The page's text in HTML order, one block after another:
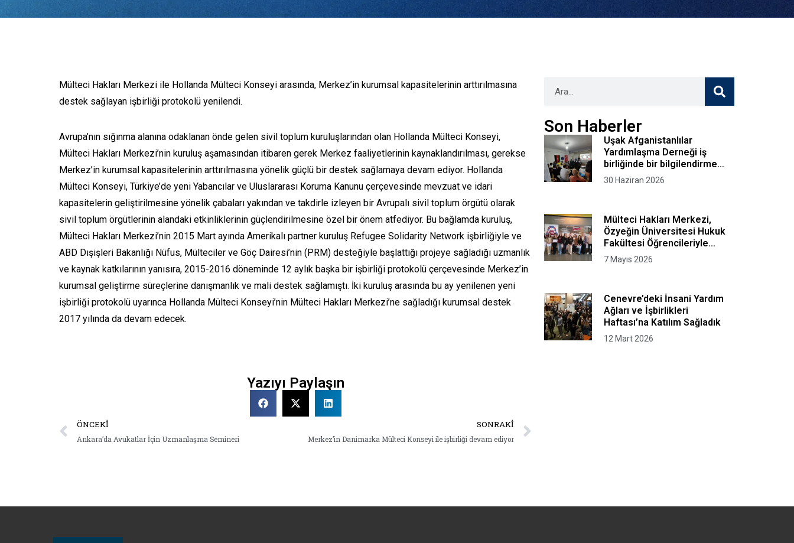
Mülteci Hakları Merkezi ile Hollanda Mülteci Konseyi arasında, Merkez’in kurumsal kapasitelerinin arttırılmasına
destek sağlayan işbirliği protokolü yenilendi.
Avrupa’nın sığınma alanına odaklanan önde gelen sivil toplum kuruluşlarından olan Hollanda Mülteci Konseyi,
Mülteci Hakları Merkezi’nin kuruluş aşamasından itibaren gerek Merkez faaliyetlerinin kaynaklandırılması, gerekse
Merkez’in kurumsal kapasitelerinin arttırılmasına yönelik güçlü bir destek sağlamaya devam ediyor. Hollanda
Mülteci Konseyi, Türkiye’de yeni Yabancılar ve Uluslararası Koruma Kanunu çerçevesinde mevzuat ve idari
kapasitelerin geliştirilmesine yönelik çabaları yakından ve takdirle izleyen bir Avrupalı sivil toplum örgütü olarak
sivil toplum örgütlerinin alandaki etkinliklerinin güçlendirilmesine özel bir önem atfediyor. Bu bağlamda kuruluş,
Mülteci Hakları Merkezi’nin 2015 Mart ayında Amerikalı partner kuruluş Refugee Solidarity Network işbirliğiyle ve
ABD Dışişleri Bakanlığı Nüfus, Mülteciler ve Göç Dairesi’nin (PRM) desteğiyle başlattığı projeye sağladığı uzmanlık
ve kaynak katkılarının yanısıra, 2015-2016 döneminde 12 aylık başka bir işbirliği protokolü çerçevesinde Merkez’in
kurumsal geliştirme süreçlerine danışmanlık ve mali destek sağlamıştı. İki kuruluş arasında bu ay yenilenen yeni
işbirliği protokolü uyarınca Hollanda Mülteci Konseyi’nin Mülteci Hakları Merkezi’ne sağladığı kurumsal destek
2017 yılında da devam edecek.
Yazıyı Paylaşın
ÖNCEKI
Ankara’da Avukatlar İçin Uzmanlaşma Semineri
SONRAKI
Merkez’in Danimarka Mülteci Konseyi ile işbirliği devam ediyor
Son Haberler
Uşak Afganistanlılar
Yardımlaşma Derneği iş
birliğinde bir bilgilendirme
oturumu düzenledik
30 Haziran 2026
Mülteci Hakları Merkezi,
Özyeğin Üniversitesi Hukuk
Fakültesi Öğrencileriyle
“Mülteci Hukuku Kurgusal
Avukatlık Bürosu” Programını
7 Mayıs 2026
Cenevre’deki İnsani Yardım
Ağları ve İşbirlikleri
Haftası’na Katılım Sağladık
12 Mart 2026